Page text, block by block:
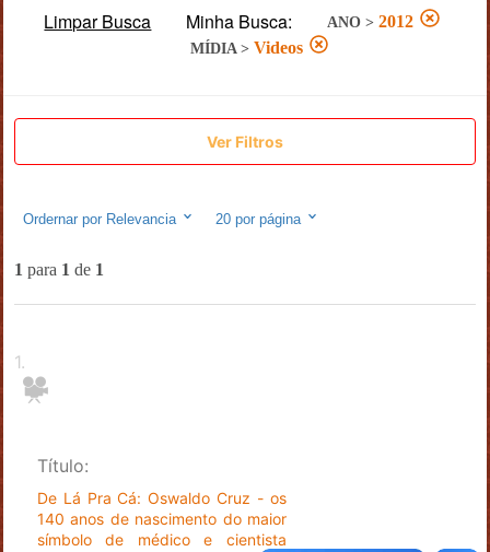
Limpar Busca Minha Busca: ANO > 2012
MÍDIA> Videos
Ver Filtros
Ordernar por Relevancia 20por página
1 para 1 de 1
1.
Título:
De Lá Pra Cá: Oswaldo Cruz - os
140 anos de nascimento do maior
símbolo de médico e cientista